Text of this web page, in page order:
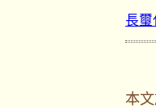
長璽
本